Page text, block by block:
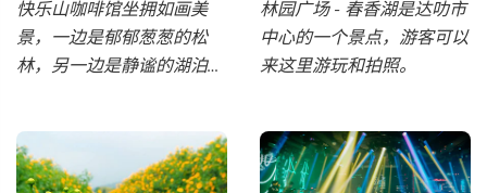
快乐山咖啡馆坐拥如画美
景，一边是郁郁葱葱的松
林，另一边是静谧的湖泊。
林园广场 - 春香湖是达叻市
中心的一个景点，游客可以
来这里游玩和拍照。